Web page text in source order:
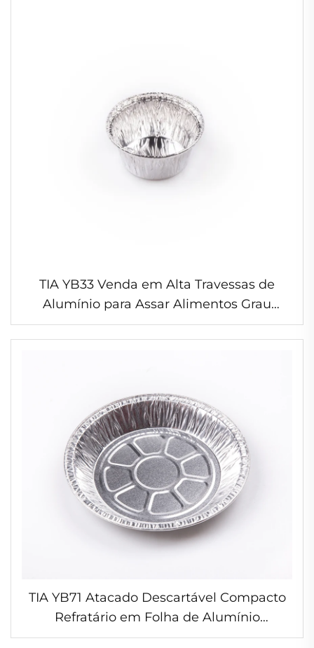
TIA YB33 Venda em Alta Travessas de
Alumínio para Assar Alimentos Grau
Comestível 2 Polegadas Forma de Meia-
Lua Recipientes Descartáveis em Folha de
TIA YB71 Atacado Descartável Compacto
Refratário em Folha de Alumínio
Recipiente Embalagem Adequado para